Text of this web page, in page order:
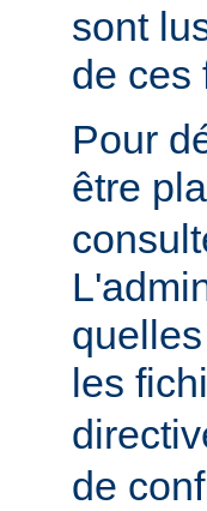
sont
de ces
Pour
être
les
de